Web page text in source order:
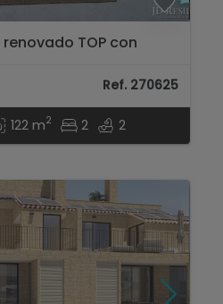
TOP con
Ref. 270625
122 m2 2 2